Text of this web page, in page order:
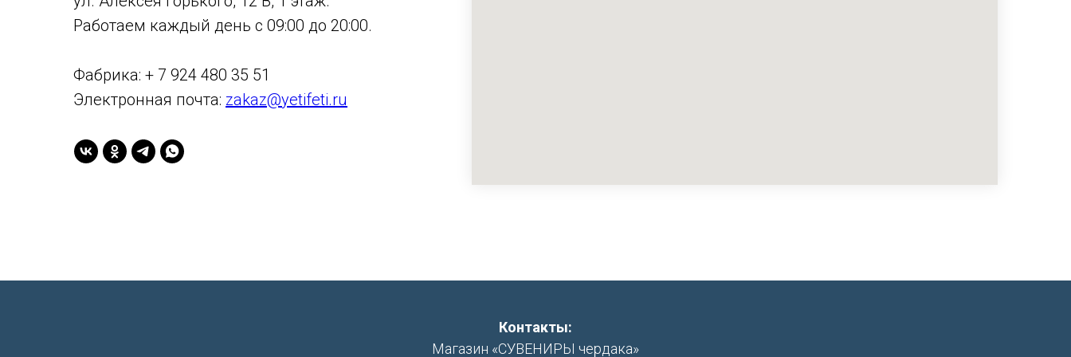
Работаем каждый день с 09:00 до 20:00.
Фабрика: + 7 924 480 35 51
Электронная почта: zakaz@yetifeti.ru
Контакты:
Магазин «СУВЕНИРЫ чердака»